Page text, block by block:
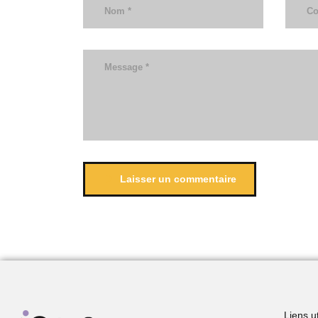
Laisser un commentaire
Liens